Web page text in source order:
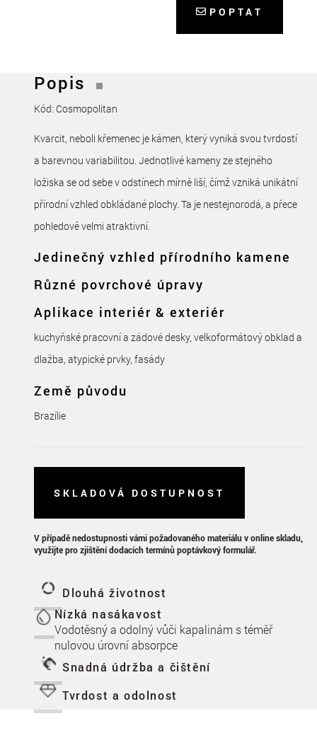
POPTAT
Popis
Kód: Cosmopolitan
Kvarcit, neboli křemenec je kámen, který vyniká svou tvrdostí
a barevnou variabilitou. Jednotlivé kameny ze stejného
ložiska se od sebe v odstínech mírně liší, čímž vzniká unikátní
přírodní vzhled obkládané plochy. Ta je nestejnorodá, a přece
pohledově velmi atraktivní.
Jedinečný vzhled přírodního kamene
Různé povrchové úpravy
Aplikace interiér & exteriér
kuchyňské pracovní a zádové desky, velkoformátový obklad a
dlažba, atypické prvky, fasády
Země původu
Brazílie
SKLADOVÁ DOSTUPNOST
V případě nedostupnosti vámi požadovaného materiálu v online skladu,
využijte pro zjištění dodacích termínů poptávkový formulář.
Dlouhá životnost
Nízká nasákavost
Vodotěsný a odolný vůči kapalinám s téměř
nulovou úrovní absorpce
Snadná údržba a čištění
Tvrdost a odolnost